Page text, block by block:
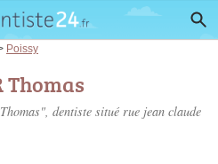
Poissy
Thomas
dentiste situé rue jean claude